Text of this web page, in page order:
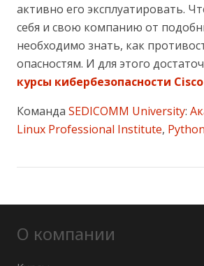
активно его эксплуатировать.
себя и свою компанию от
необходимо знать, как
опасностям. И для этого
курсы кибербезопасности
Команда SEDICOMM University:
Linux Professional Institute,
О компании